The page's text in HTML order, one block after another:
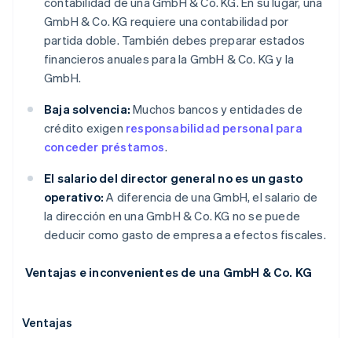
GmbH & Co. KG requiere una contabilidad por
partida doble. También debes preparar estados
financieros anuales para la GmbH & Co. KG y la
GmbH.
Baja solvencia: Muchos bancos y entidades de
crédito exigen responsabilidad personal para
conceder préstamos.
El salario del director general no es un gasto
operativo: A diferencia de una GmbH, el salario de
la dirección en una GmbH & Co. KG no se puede
deducir como gasto de empresa a efectos fiscales.
Ventajas e inconvenientes de una GmbH & Co. KG
Ventajas